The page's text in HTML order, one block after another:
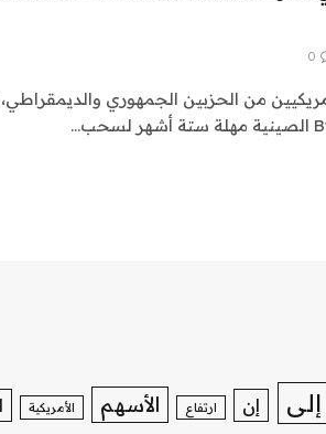
0
من الحزبين الجمهوري
إلى إن ارتفاع الأسهم الأمريكية